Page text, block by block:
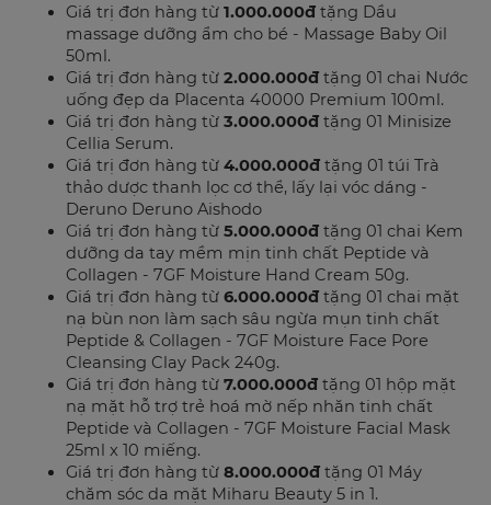
Giá trị đơn hàng từ 1.000.000đ tặng Dầu
massage dưỡng ẩm cho bé - Massage Baby Oil
50ml.
Giá trị đơn hàng từ 2.000.000đ tặng 01 chai Nước
uống đẹp da Placenta 40000 Premium 100ml.
Giá trị đơn hàng từ 3.000.000đ tặng 01 Minisize
Cellia Serum.
Giá trị đơn hàng từ 4.000.000đ tặng 01 túi Trà
thảo dược thanh lọc cơ thể, lấy lại vóc dáng -
Deruno Deruno Aishodo
Giá trị đơn hàng từ 5.000.000đ tặng 01 chai Kem
dưỡng da tay mềm mịn tinh chất Peptide và
Collagen - 7GF Moisture Hand Cream 50g.
Giá trị đơn hàng từ 6.000.000đ tặng 01 chai mặt
nạ bùn non làm sạch sâu ngừa mụn tinh chất
Peptide & Collagen - 7GF Moisture Face Pore
Cleansing Clay Pack 240g.
Giá trị đơn hàng từ 7.000.000đ tặng 01 hộp mặt
nạ mặt hỗ trợ trẻ hoá mờ nếp nhăn tinh chất
Peptide và Collagen - 7GF Moisture Facial Mask
25ml x 10 miếng.
Giá trị đơn hàng từ 8.000.000đ tặng 01 Máy
chăm sóc da mặt Miharu Beauty 5 in 1.